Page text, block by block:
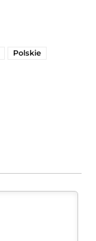
Polskie